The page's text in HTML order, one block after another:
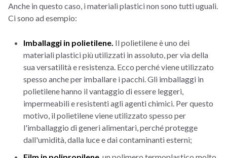
Anche in questo caso, i materiali plastici non sono tutti uguali.
Ci sono ad esempio:
Imballaggi in polietilene. Il polietilene è uno dei
materiali plastici più utilizzati in assoluto, per via della
sua versatilità e resistenza. Ecco perché viene utilizzato
spesso anche per imballare i pacchi. Gli imballaggi in
polietilene hanno il vantaggio di essere leggeri,
impermeabili e resistenti agli agenti chimici. Per questo
motivo, il polietilene viene utilizzato spesso per
l'imballaggio di generi alimentari, perché protegge
dall'umidità, dalla luce e dai contaminanti esterni;